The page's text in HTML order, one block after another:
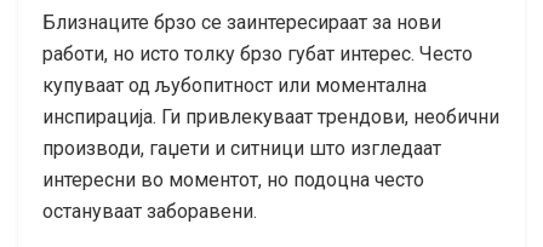
Близнаците брзо се заинтересираат за нови
работи, но исто толку брзо губат интерес. Често
купуваат од љубопитност или моментална
инспирација. Ги привлекуваат трендови, необични
производи, гаџети и ситници што изгледаат
интересни во моментот, но подоцна често
остануваат заборавени.